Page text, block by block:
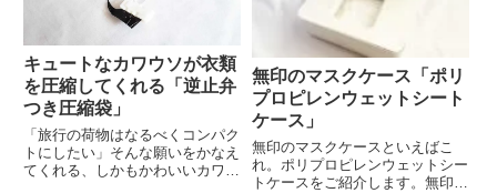
キュートなカワウソが衣類
を圧縮してくれる「逆止弁
つき圧縮袋」
「旅行の荷物はなるべくコンパク
トにしたい」そんな願いをかなえ
てくれる、しかもかわいいカワウ
無印のマスクケース「ポリ
プロピレンウェットシート
ケース」
無印のマスクケースといえばこ
れ。ポリプロピレンウェットシー
トケースをご紹介します。無印